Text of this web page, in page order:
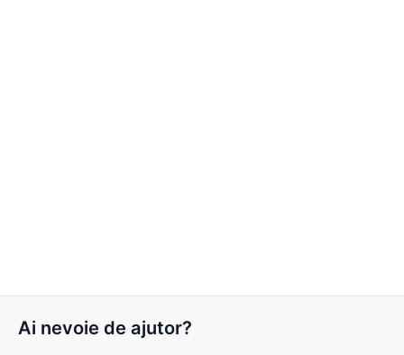
Ai nevoie de ajutor?